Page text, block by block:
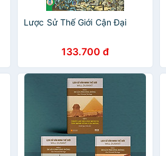
Lược Sử Thế Giới Cận Đại
133.700 đ